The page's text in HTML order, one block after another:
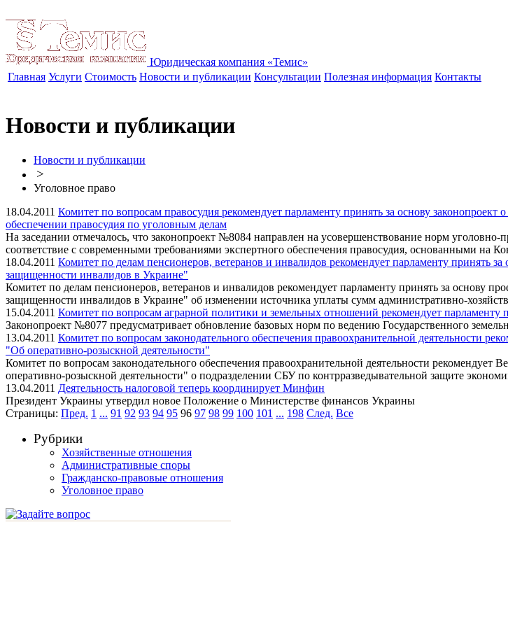
Юридическая компания «Темис»
Главная Услуги Стоимость Новости и публикации Консультации Полезная информация Контакты
Новости и публикации
Новости и публикации
>
Уголовное право
18.04.2011 Комитет по вопросам правосудия рекомендует парламенту принять за основу
обеспечении правосудия по уголовным делам
На заседании отмечалось, что законопроект №8084 направлен на усовершенствование норм
соответствие с современными требованиями экспертного обеспечения правосудия, основанными на
18.04.2011 Комитет по делам пенсионеров, ветеранов и инвалидов рекомендует парламенту принять
защищенности инвалидов в Украине"
Комитет по делам пенсионеров, ветеранов и инвалидов рекомендует парламенту принять за основу
защищенности инвалидов в Украине" об изменении источника уплаты сумм административно-
15.04.2011 Комитет по вопросам аграрной политики и земельных отношений рекомендует парламенту
Законопроект №8077 предусматривает обновление базовых норм по ведению Государственного
13.04.2011 Комитет по вопросам законодательного обеспечения правоохранительной деятельности
"Об оперативно-розыскной деятельности"
Комитет по вопросам законодательного обеспечения правоохранительной деятельности рекомендует
оперативно-розыскной деятельности" о подразделении СБУ по контрразведывательной защите
13.04.2011 Деятельность налоговой теперь координирует Минфин
Президент Украины утвердил новое Положение о Министерстве финансов Украины
Страницы: Пред. 1 ... 91 92 93 94 95 96 97 98 99 100 101 ... 198 След. Все
Рубрики
Хозяйственные отношения
Административные споры
Гражданско-правовые отношения
Уголовное право